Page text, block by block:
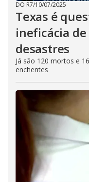
DO R7/10/07/2025
Texas é
ineficácia
desastres
Já são 120 mortos e
enchentes